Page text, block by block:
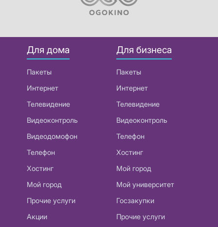
Для дома
Пакеты
Интернет
Телевидение
Видеоконтроль
Видеодомофон
Телефон
Хостинг
Мой город
Прочие услуги
Акции
Для бизнеса
Пакеты
Интернет
Телевидение
Видеоконтроль
Телефон
Хостинг
Мой город
Мой университет
Госзакупки
Прочие услуги